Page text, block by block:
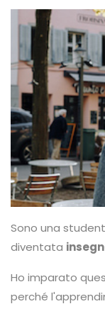
Sono una
diventata
Ho imparato
perché